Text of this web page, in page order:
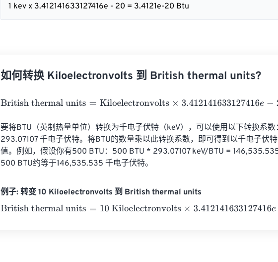
1 kev x 3.412141633127416e - 20 = 3.4121e-20 Btu
如何转换 Kiloelectronvolts 到 British thermal units?
British thermal units=Kiloelectronvolts×3.412141633127416e-20
要将BTU（英制热量单位）转换为千电子伏特（keV），可以使用以下转换系数
293.07107 千电子伏特。将BTU的数量乘以此转换系数，即可得到以千电子伏
值。例如，假设你有500 BTU：500 BTU * 293.07107 keV/BTU = 146,535.535
500 BTU约等于146,535.535 千电子伏特。
例子: 转变 10 Kiloelectronvolts 到 British thermal units
British thermal units=10 Kiloelectronvolts×3.412141633127416e-20=0